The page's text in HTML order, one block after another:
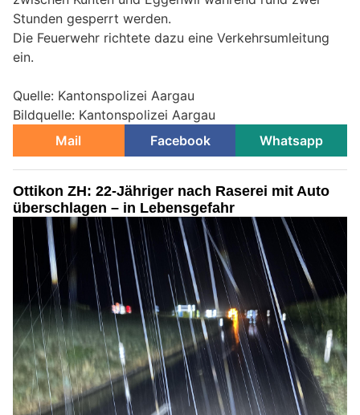
Stunden gesperrt werden.
Die Feuerwehr richtete dazu eine Verkehrsumleitung
ein.
Quelle: Kantonspolizei Aargau
Bildquelle: Kantonspolizei Aargau
Mail
Facebook Whatsapp
Ottikon ZH: 22-Jähriger nach Raserei mit Auto
überschlagen – in Lebensgefahr